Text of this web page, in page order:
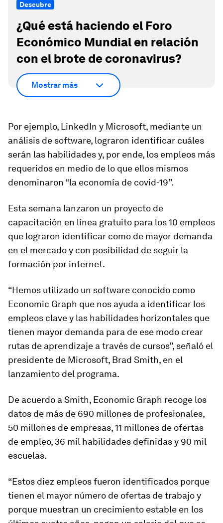
Descubre
¿Qué está haciendo el Foro
Económico Mundial en relación
con el brote de coronavirus?
Mostrar más
Por ejemplo, LinkedIn y Microsoft, mediante un
análisis de software, lograron identificar cuáles
serán las habilidades y, por ende, los empleos más
requeridos en medio de lo que ellos mismos
denominaron “la economía de covid-19”.
Esta semana lanzaron un proyecto de
capacitación en línea gratuito para los 10 empleos
que lograron identificar como de mayor demanda
en el mercado y con posibilidad de seguir la
formación por internet.
“Hemos utilizado un software conocido como
Economic Graph que nos ayuda a identificar los
empleos clave y las habilidades horizontales que
tienen mayor demanda para de ese modo crear
rutas de aprendizaje a través de cursos”, señaló el
presidente de Microsoft, Brad Smith, en el
lanzamiento del programa.
De acuerdo a Smith, Economic Graph recoge los
datos de más de 690 millones de profesionales,
50 millones de empresas,11 millones de ofertas
de empleo, 36 mil habilidades definidas y 90 mil
escuelas.
“Estos diez empleos fueron identificados porque
tienen el mayor número de ofertas de trabajo y
porque muestran un crecimiento estable en los